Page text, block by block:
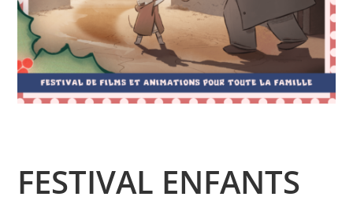
FESTIVAL ENFANTS